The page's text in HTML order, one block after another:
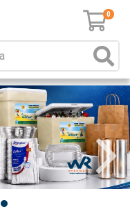
0